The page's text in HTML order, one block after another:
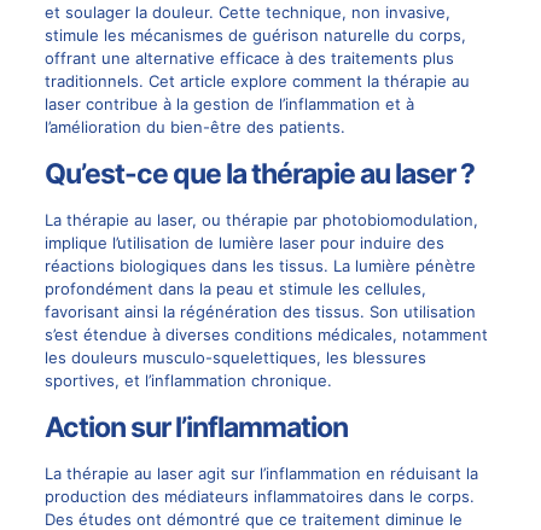
et soulager la douleur. Cette technique, non invasive,
stimule les mécanismes de guérison naturelle du corps,
offrant une alternative efficace à des traitements plus
traditionnels. Cet article explore comment la thérapie au
laser contribue à la gestion de l’inflammation et à
l’amélioration du bien-être des patients.
Qu’est-ce que la thérapie au laser ?
La thérapie au laser, ou thérapie par photobiomodulation,
implique l’utilisation de lumière laser pour induire des
réactions biologiques dans les tissus. La lumière pénètre
profondément dans la peau et stimule les cellules,
favorisant ainsi la régénération des tissus. Son utilisation
s’est étendue à diverses conditions médicales, notamment
les douleurs musculo-squelettiques, les blessures
sportives, et l’inflammation chronique.
Action sur l’inflammation
La thérapie au laser agit sur l’inflammation en réduisant la
production des médiateurs inflammatoires dans le corps.
Des études ont démontré que ce traitement diminue le